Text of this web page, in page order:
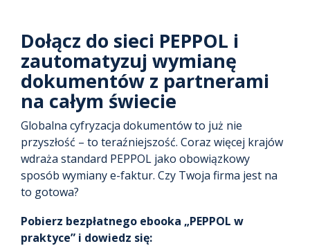
Dołącz do sieci PEPPOL i
zautomatyzuj wymianę
dokumentów z partnerami
na całym świecie
Globalna cyfryzacja dokumentów to już nie
przyszłość – to teraźniejszość. Coraz więcej krajów
wdraża standard PEPPOL jako obowiązkowy
sposób wymiany e-faktur. Czy Twoja firma jest na
to gotowa?
Pobierz bezpłatnego ebooka „PEPPOL w
praktyce” i dowiedz się: